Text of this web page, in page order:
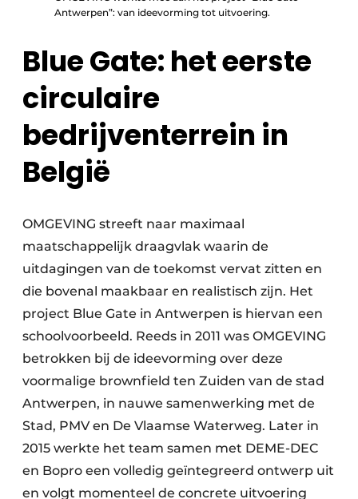
Antwerpen”: van ideevorming tot uitvoering.
Blue Gate: het eerste
circulaire
bedrijventerrein in
België
OMGEVING streeft naar maximaal
maatschappelijk draagvlak waarin de
uitdagingen van de toekomst vervat zitten en
die bovenal maakbaar en realistisch zijn. Het
project Blue Gate in Antwerpen is hiervan een
schoolvoorbeeld. Reeds in 2011 was OMGEVING
betrokken bij de ideevorming over deze
voormalige brownfield ten Zuiden van de stad
Antwerpen, in nauwe samenwerking met de
Stad, PMV en De Vlaamse Waterweg. Later in
2015 werkte het team samen met DEME-DEC
en Bopro een volledig geïntegreerd ontwerp uit
en volgt momenteel de concrete uitvoering